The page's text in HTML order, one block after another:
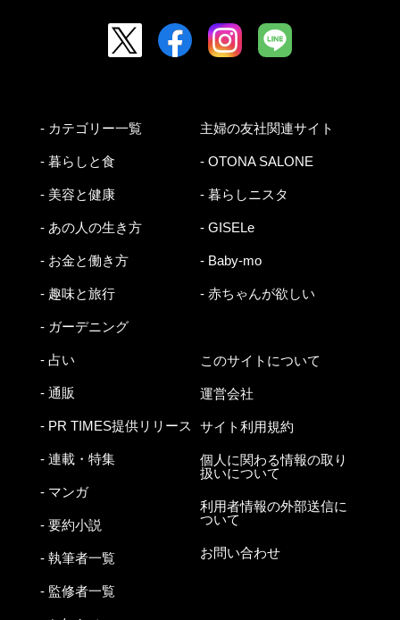
- カテゴリー一覧
- 暮らしと食
- 美容と健康
- あの人の生き方
- お金と働き方
- 趣味と旅行
- ガーデニング
- 占い
- 通販
- PR TIMES提供リリース
- 連載・特集
- マンガ
- 要約小説
- 執筆者一覧
- 監修者一覧
主婦の友社関連サイト
- OTONA SALONE
- 暮らしニスタ
- GISELe
- Baby-mo
- 赤ちゃんが欲しい
このサイトについて
運営会社
サイト利用規約
個人に関わる情報の取り
扱いについて
利用者情報の外部送信に
ついて
お問い合わせ